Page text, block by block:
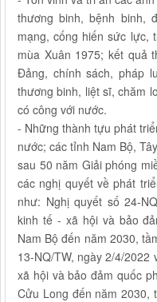
thương binh, bệnh binh,
mạng, cống hiến sức lực,
mùa Xuân 1975; kết quả
Đảng, chính sách, pháp
thương binh, liệt sĩ, chăm
có công với nước.
- Những thành tựu phát
nước; các tỉnh Nam Bộ,
sau 50 năm Giải phóng
các nghị quyết về phát
như: Nghị quyết số 24-
kinh tế - xã hội và bảo
Nam Bộ đến năm 2030,
13-NQ/TW, ngày 2/4/
xã hội và bảo đảm quốc
Cửu Long đến năm 2030,